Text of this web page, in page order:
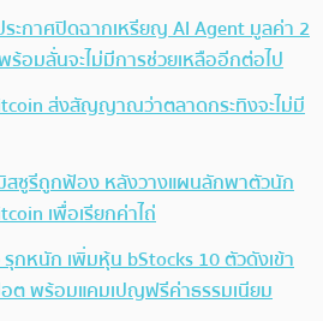
ะกาศปิดฉากเหรียญ AI Agent มูลค่า 2
อมลั่นจะไม่มีการช่วยเหลืออีกต่อไป
ส่งสัญญาณว่าตลาดกระทิงจะไม่มี
สซูรีถูกฟ้อง หลังวางแผนลักพาตัวนัก
เพื่อเรียกค่าไถ่
รุกหนัก เพิ่มหุ้น bStocks 10 ตัวดังเข้า
ต พร้อมแคมเปญฟรีค่าธรรมเนียม